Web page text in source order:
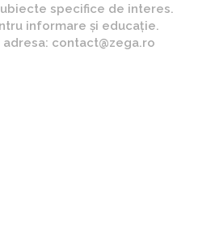
specifice de interes.
informare și educație.
contact@zega.ro